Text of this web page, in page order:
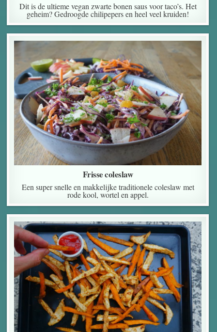
Dit is de ultieme vegan zwarte bonen saus voor taco’s. Het
geheim? Gedroogde chilipepers en heel veel kruiden!
Frisse coleslaw
Een super snelle en makkelijke traditionele coleslaw met
rode kool, wortel en appel.